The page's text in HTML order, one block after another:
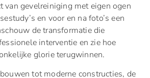
van gevelreiniging met eigen ogen
en voor en na foto’s een
de transformatie die
interventie en zie hoe
glorie terugwinnen.
tot moderne constructies, de